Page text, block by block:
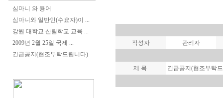
심마니 와 용어
심마니와 일반인(수요자)이 ...
강원 대학교 산림학교 교육 ...
2009년 2월 25일 국제 ...
긴급공지(협조부탁드립니다)
작성자 관리자
제 목 긴급공지(협조부탁